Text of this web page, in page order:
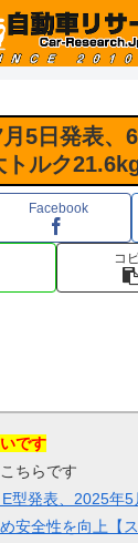
5日発表、
トルク
Facebook
コ
です
ちらです
型発表、2025年
安全性を向上【